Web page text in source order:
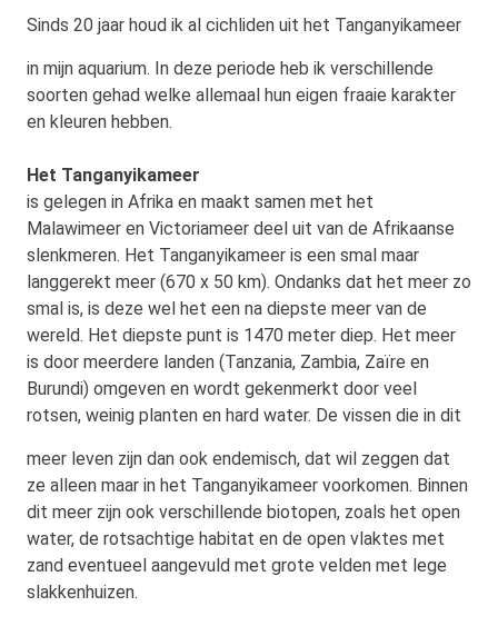
Sinds 20 jaar houd ik al cichliden uit het Tanganyikameer
in mijn aquarium. In deze periode heb ik verschillende
soorten gehad welke allemaal hun eigen fraaie karakter
en kleuren hebben.
Het Tanganyikameer
is gelegen in Afrika en maakt samen met het
Malawimeer en Victoriameer deel uit van de Afrikaanse
slenkmeren. Het Tanganyikameer is een smal maar
langgerekt meer (670 x 50 km). Ondanks dat het meer zo
smal is, is deze wel het een na diepste meer van de
wereld. Het diepste punt is 1470 meter diep. Het meer
is door meerdere landen (Tanzania, Zambia, Zaïre en
Burundi) omgeven en wordt gekenmerkt door veel
rotsen, weinig planten en hard water. De vissen die in dit
meer leven zijn dan ook endemisch, dat wil zeggen dat
ze alleen maar in het Tanganyikameer voorkomen. Binnen
dit meer zijn ook verschillende biotopen, zoals het open
water, de rotsachtige habitat en de open vlaktes met
zand eventueel aangevuld met grote velden met lege
slakkenhuizen.